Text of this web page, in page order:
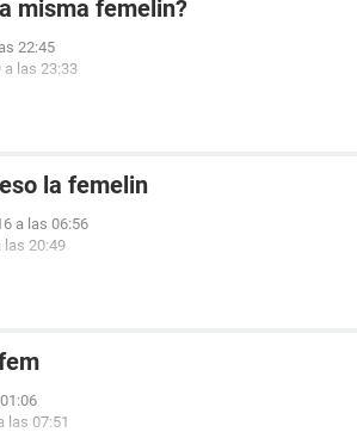
misma femelin?
22:45
a las 23:33
la femelin
a las 06:56
las 20:49
las 07:51